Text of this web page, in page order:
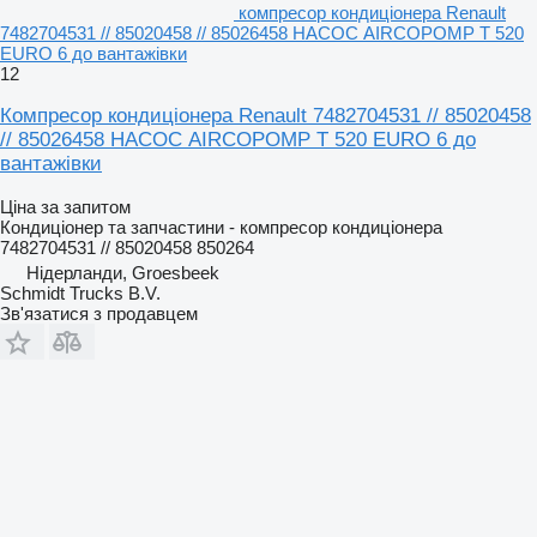
компресор кондиціонера Renault
7482704531 // 85020458 // 85026458 НАСОС AIRCOPOMP T 520
EURO 6 до вантажівки
12
Компресор кондиціонера Renault 7482704531 // 85020458
// 85026458 НАСОС AIRCOPOMP T 520 EURO 6 до
вантажівки
Ціна за запитом
Кондиціонер та запчастини - компресор кондиціонера
7482704531 // 85020458 850264
Нідерланди, Groesbeek
Schmidt Trucks B.V.
Зв'язатися з продавцем